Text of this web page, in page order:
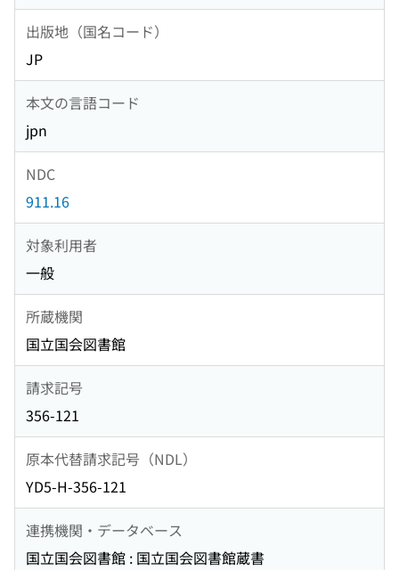
出版地（国名コード）
JP
本文の言語コード
jpn
NDC
911.16
対象利用者
一般
所蔵機関
国立国会図書館
請求記号
356-121
原本代替請求記号（NDL）
YD5-H-356-121
連携機関・データベース
国立国会図書館 : 国立国会図書館蔵書